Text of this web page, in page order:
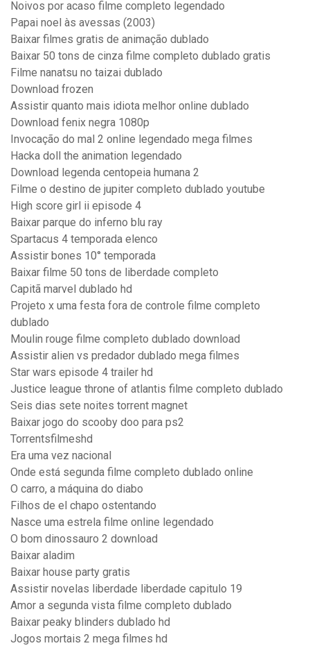
Noivos por acaso filme completo legendado
Papai noel às avessas (2003)
Baixar filmes gratis de animação dublado
Baixar 50 tons de cinza filme completo dublado gratis
Filme nanatsu no taizai dublado
Download frozen
Assistir quanto mais idiota melhor online dublado
Download fenix negra 1080p
Invocação do mal 2 online legendado mega filmes
Hacka doll the animation legendado
Download legenda centopeia humana 2
Filme o destino de jupiter completo dublado youtube
High score girl ii episode 4
Baixar parque do inferno blu ray
Spartacus 4 temporada elenco
Assistir bones 10° temporada
Baixar filme 50 tons de liberdade completo
Capitã marvel dublado hd
Projeto x uma festa fora de controle filme completo
dublado
Moulin rouge filme completo dublado download
Assistir alien vs predador dublado mega filmes
Star wars episode 4 trailer hd
Justice league throne of atlantis filme completo dublado
Seis dias sete noites torrent magnet
Baixar jogo do scooby doo para ps2
Torrentsfilmeshd
Era uma vez nacional
Onde está segunda filme completo dublado online
O carro, a máquina do diabo
Filhos de el chapo ostentando
Nasce uma estrela filme online legendado
O bom dinossauro 2 download
Baixar aladim
Baixar house party gratis
Assistir novelas liberdade liberdade capitulo 19
Amor a segunda vista filme completo dublado
Baixar peaky blinders dublado hd
Jogos mortais 2 mega filmes hd